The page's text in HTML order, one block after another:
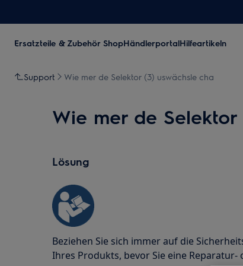
Ersatzteile & Zubehör ShopHändlerportalHilfeartikeln
Support Wie mer de Selektor (3) uswächsle cha
Wie mer de
Lösung
Beziehen Sie sich immer auf die
Ihres Produkts, bevor Sie eine